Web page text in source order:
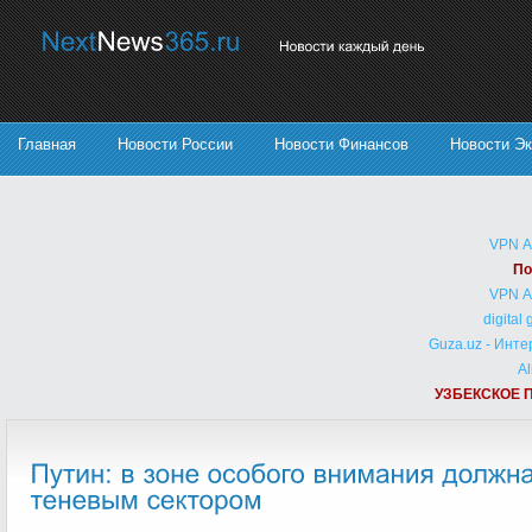
Главная Новости России Новости Финансов Новости
VPN
VPN
digital
Guza.uz -
УЗБЕКСКОЕ